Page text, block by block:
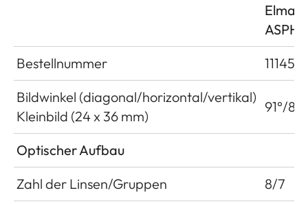
Elmar
ASPH.
Bestellnummer
11145
Bildwinkel (diagonal/horizontal/vertikal)
Kleinbild (24 x 36 mm)
91°/
Optischer Aufbau
Zahl der Linsen/Gruppen
8/7